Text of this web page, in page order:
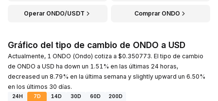
Operar ONDO/USDT Comprar ONDO
Gráfico del tipo de cambio de ONDO a USD
Actualmente, 1 ONDO (Ondo) cotiza a $0.350773. El tipo de cambio
de ONDO a USD ha down un 1.51% en las últimas 24 horas,
decreased un 8.79% en la última semana y slightly upward un 6.50%
en los últimos 30 días.
24H 7D 14D 30D 60D
200D